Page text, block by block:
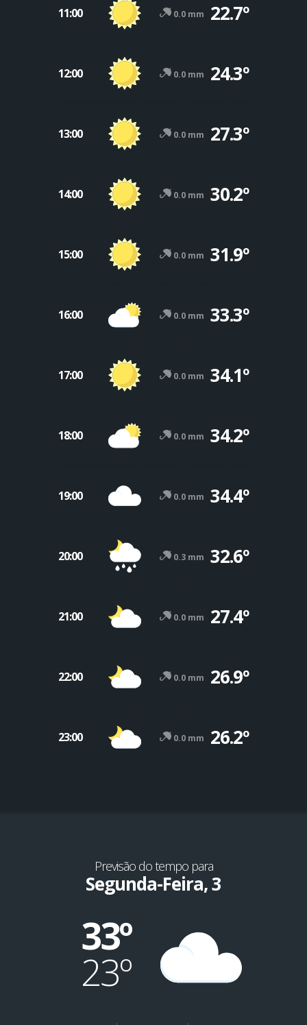
11:00 0.0 mm 22.7º
12:00 0.0 mm 24.3º
13:00 0.0 mm 27.3º
14:00 0.0 mm 30.2º
15:00 0.0 mm 31.9º
16:00 0.0 mm 33.3º
17:00 0.0 mm 34.1º
18:00 0.0 mm 34.2º
19:00 0.0 mm 34.4º
20:00 0.3 mm 32.6º
21:00 0.0 mm 27.4º
22:00 0.0 mm 26.9º
23:00 0.0 mm 26.2º
Previsão do tempo para
Segunda-Feira, 3
33º
23º